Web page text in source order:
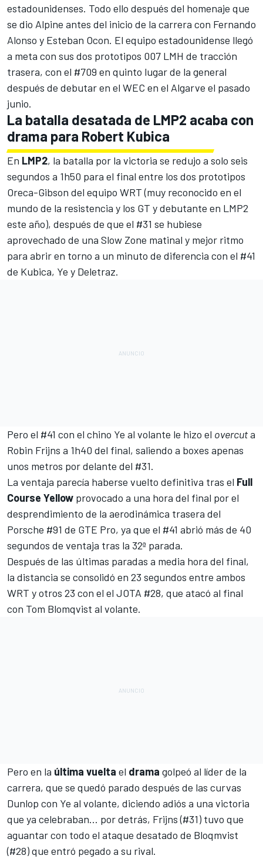
estadounidenses. Todo ello después del homenaje que
se dio Alpine antes del inicio de la carrera con Fernando
Alonso y Esteban Ocon. El equipo estadounidense llegó
a meta con sus dos prototipos 007 LMH de tracción
trasera, con el #709 en quinto lugar de la general
después de debutar en el WEC en el Algarve el pasado
junio.
La batalla desatada de LMP2 acaba con
drama para Robert Kubica
En LMP2, la batalla por la victoria se redujo a solo seis
segundos a 1h50 para el final entre los dos prototipos
Oreca-Gibson del equipo WRT(muy reconocido en el
mundo de la resistencia y los GT y debutante en LMP2
este año), después de que el #31 se hubiese
aprovechado de una Slow Zone matinal y mejor ritmo
para abrir en torno a un minuto de diferencia con el #41
de Kubica, Ye y Deletraz.
Pero el #41 con el chino Ye al volante le hizo el overcuta
Robin Frijns a 1h40 del final, saliendo a boxes apenas
unos metros por delante del #31.
La ventaja parecía haberse vuelto definitiva tras el Full
Course Yellow provocado a una hora del final por el
desprendimiento de la aerodinámica trasera del
Porsche #91 de GTE Pro, ya que el #41 abrió más de 40
segundos de ventaja tras la 32ª parada.
Después de las últimas paradas a media hora del final,
la distancia se consolidó en 23 segundos entre ambos
WRT y otros 23 con el el JOTA #28, que atacó al final
con Tom Blomqvist al volante.
Pero en la última vuelta el drama golpeó al líder de la
carrera, que se quedó parado después de las curvas
Dunlop con Ye al volante, diciendo adiós a una victoria
que ya celebraban... por detrás, Frijns (#31) tuvo que
aguantar con todo el ataque desatado de Bloqmvist
(#28) que entró pegado a su rival.